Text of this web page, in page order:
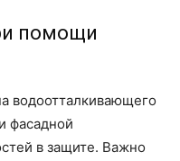
помощи
водоотталкивающего
фасадной
в защите. Важно